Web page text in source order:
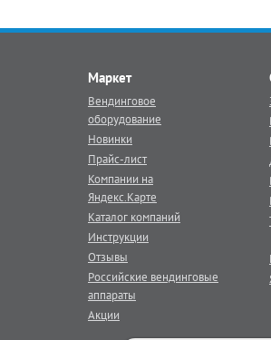
Маркет
Вендинговое
оборудование
Новинки
Прайс-лист
Компании на
Яндекс.Карте
Каталог компаний
Инструкции
Отзывы
Российские вендинговые
аппараты
Акции